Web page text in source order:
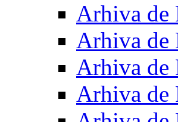
Arhiva de
Arhiva de
Arhiva de
Arhiva de